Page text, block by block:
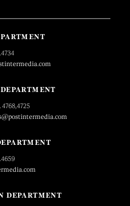
DEPARTMENT